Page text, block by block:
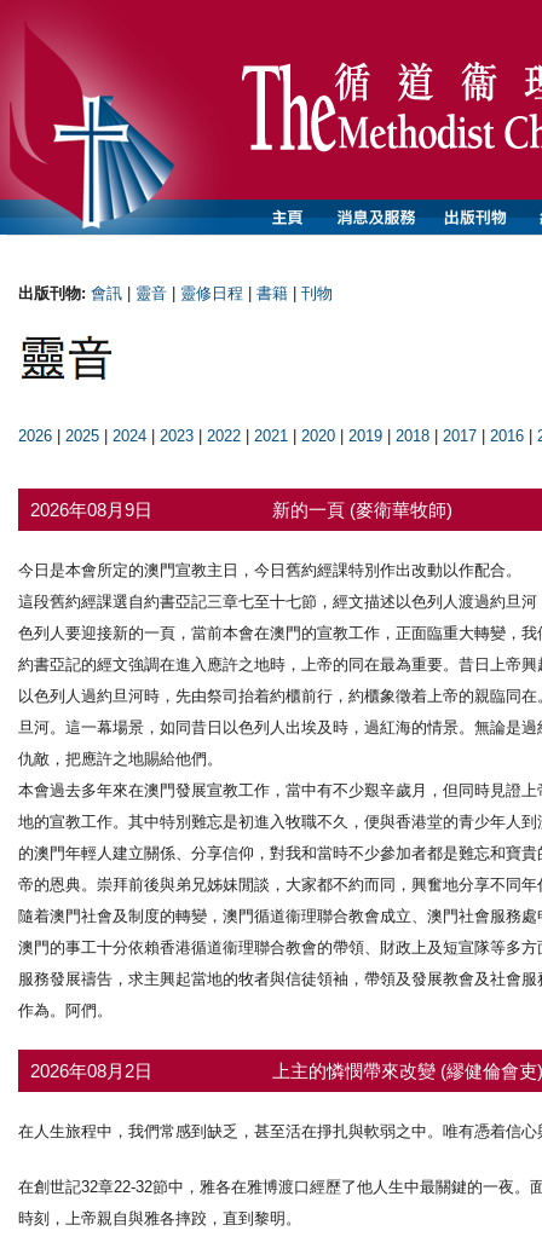
出版刊物: 會訊 靈音 靈修日程 書籍 刊物
2026 | 2025 | 2024 | 2023 | 2022 | 2021 | 2020 | 2019 | 2018 | 2017 | 2016 |
2026年08月9日 新的一頁 (麥衛華牧師)
今日是本會所定的澳門宣教主日，今日舊約經課特別作出改動以作配合。
這段舊約經課選自約書亞記三章七至十七節，經文描述以色列人渡過約旦
色列人要迎接新的一頁，當前本會在澳門的宣教工作，正面臨重大轉變，
約書亞記的經文強調在進入應許之地時，上帝的同在最為重要。昔日上帝
以色列人過約旦河時，先由祭司抬着約櫃前行，約櫃象徵着上帝的親臨同
旦河。這一幕場景，如同昔日以色列人出埃及時，過紅海的情景。無論是
仇敵，把應許之地賜給他們。
本會過去多年來在澳門發展宣教工作，當中有不少艱辛歲月，但同時見證
地的宣教工作。其中特別難忘是初進入牧職不久，便與香港堂的青少年人
的澳門年輕人建立關係、分享信仰，對我和當時不少參加者都是難忘和寶
帝的恩典。崇拜前後與弟兄姊妹閒談，大家都不約而同，興奮地分享不同
隨着澳門社會及制度的轉變，澳門循道衞理聯合教會成立、澳門社會服務
澳門的事工十分依賴香港循道衞理聯合教會的帶領、財政上及短宣隊等多
服務發展禱告，求主興起當地的牧者與信徒領袖，帶領及發展教會及社會
作為。阿們。
2026年08月2日 上主的憐憫帶來改變 (繆健倫會
在人生旅程中，我們常感到缺乏，甚至活在掙扎與軟弱之中。唯有憑着信
在創世記32章22-32節中，雅各在雅博渡口經歷了他人生中最關鍵的一夜
時刻，上帝親自與雅各摔跤，直到黎明。